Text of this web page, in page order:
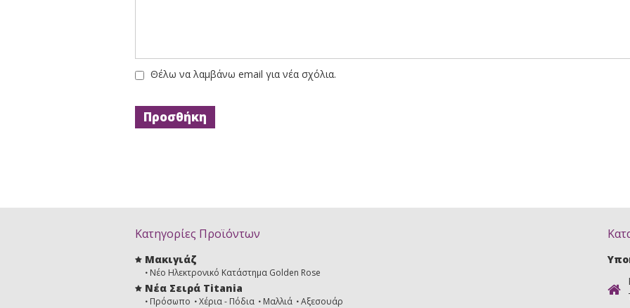
Θέλω να λαμβάνω email για νέα σχόλια.
Κατηγορίες Προϊόντων
Μακιγιάζ
Νέο Ηλεκτρονικό Κατάστημα Golden Rose
Νέα Σειρά Titania
Πρόσωπο Χέρια - Πόδια Μαλλιά Αξεσουάρ